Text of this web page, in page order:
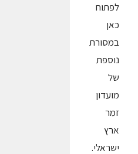
לפתוח
כאן
במסורת
נוספת
של
מועדון
זמר
ארץ
ישראלי.